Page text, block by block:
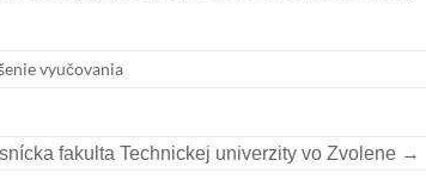
vyučovania
fakulta Technickej univerzity vo Zvolene →